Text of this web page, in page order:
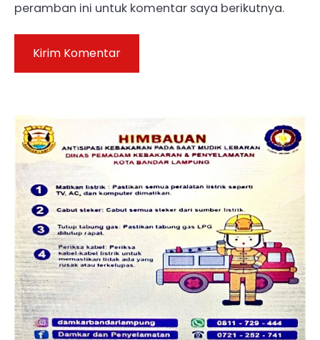
peramban ini untuk komentar saya berikutnya.